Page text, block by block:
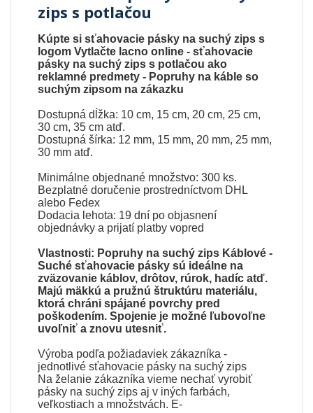
zips s potlačou
Kúpte si sťahovacie pásky na suchý zips s
logom Vytlačte lacno online - sťahovacie
pásky na suchý zips s potlačou ako
reklamné predmety - Popruhy na káble so
suchým zipsom na zákazku
Dostupná dĺžka: 10 cm, 15 cm, 20 cm, 25 cm,
30 cm, 35 cm atď.
Dostupná šírka: 12 mm, 15 mm, 20 mm, 25 mm,
30 mm atď.
Minimálne objednané množstvo: 300 ks.
Bezplatné doručenie prostredníctvom DHL
alebo Fedex
Dodacia lehota: 19 dní po objasnení
objednávky a prijatí platby vopred
Vlastnosti: Popruhy na suchý zips Káblové -
Suché sťahovacie pásky sú ideálne na
zväzovanie káblov, drôtov, rúrok, hadíc atď.
Majú mäkkú a pružnú štruktúru materiálu,
ktorá chráni spájané povrchy pred
poškodením. Spojenie je možné ľubovoľne
uvoľniť a znovu utesniť.
Výroba podľa požiadaviek zákazníka -
jednotlivé sťahovacie pásky na suchý zips
Na želanie zákazníka vieme nechať vyrobiť
pásky na suchý zips aj v iných farbách,
veľkostiach a množstvách. E-